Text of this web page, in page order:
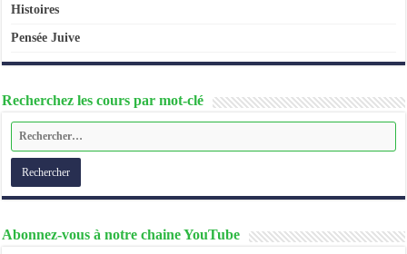
Histoires
Pensée Juive
Recherchez les cours par mot-clé
Abonnez-vous à notre chaine YouTube